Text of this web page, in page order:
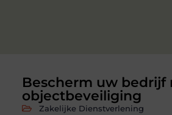
Bescherm uw bedrijf
objectbeveiliging
Zakelijke Dienstverlening